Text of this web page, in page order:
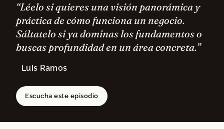
“Léelo si quieres una visión panorámica y
práctica de cómo funciona un negocio.
Sáltatelo si ya dominas los fundamentos o
buscas profundidad en un área concreta.”
— Luis Ramos
Escucha este episodio